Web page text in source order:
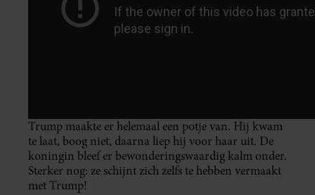
Trump maakte er helemaal een potje van. Hij kwam
te laat, boog niet, daarna liep hij voor haar uit. De
koningin bleef er bewonderingswaardig kalm onder.
Sterker nog: ze schijnt zich zelfs te hebben vermaakt
met Trump!